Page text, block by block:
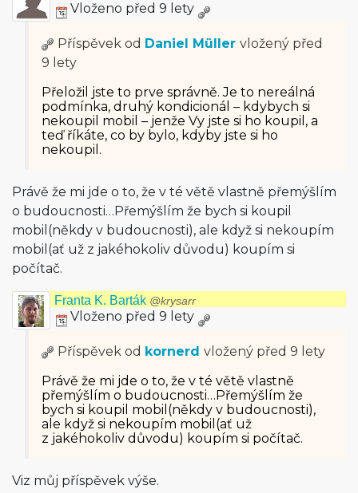
Vloženo před 9 lety
Příspěvek od Daniel Müller vložený před
9 lety
Přeložil jste to prve správně. Je to nereálná
podmínka, druhý kondicionál – kdybych si
nekoupil mobil – jenže Vy jste si ho koupil, a
teď říkáte, co by bylo, kdyby jste si ho
nekoupil.
Právě že mi jde o to, že v té větě vlastně přemýšlím
o budoucnosti…Pře­mýšlím že bych si koupil
mobil(někdy v budoucnosti), ale když si nekoupím
mobil(ať už z jakéhokoliv důvodu) koupím si
počítač.
Franta K. Barták @krysarr
Vloženo před 9 lety
Příspěvek od kornerd vložený před 9 lety
Právě že mi jde o to, že v té větě vlastně
přemýšlím o budoucnosti…Pře­mýšlím že
bych si koupil mobil(někdy v budoucnosti),
ale když si nekoupím mobil(ať už
z jakéhokoliv důvodu) koupím si počítač.
Viz můj příspěvek výše.